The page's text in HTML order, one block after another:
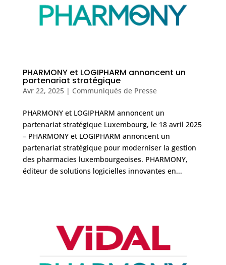
PHARMONY et LOGIPHARM annoncent un
partenariat stratégique
Avr 22, 2025| Communiqués de Presse
PHARMONY et LOGIPHARM annoncent un
partenariat stratégique Luxembourg, le 18 avril 2025
– PHARMONY et LOGIPHARM annoncent un
partenariat stratégique pour moderniser la gestion
des pharmacies luxembourgeoises. PHARMONY,
éditeur de solutions logicielles innovantes en...